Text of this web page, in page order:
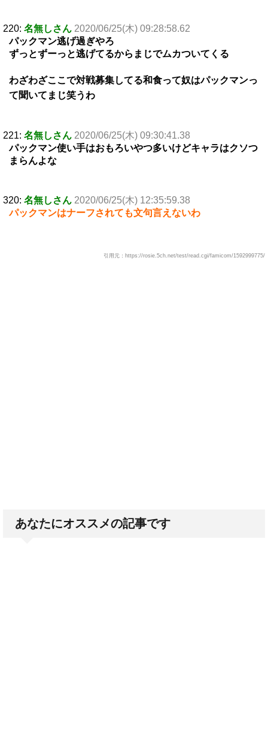
220: 名無しさん 2020/06/25(木) 09:28:58.62
パックマン逃げ過ぎやろ
ずっとずーっと逃げてるからまじでムカついてくる
わざわざここで対戦募集してる和食って奴はパックマンっ
て聞いてまじ笑うわ
221: 名無しさん 2020/06/25(木) 09:30:41.38
パックマン使い手はおもろいやつ多いけどキャラはクソつ
まらんよな
320: 名無しさん 2020/06/25(木) 12:35:59.38
パックマンはナーフされても文句言えないわ
引用元：https://rosie.5ch.net/test/read.cgi/famicom/1592999775/
あなたにオススメの記事です